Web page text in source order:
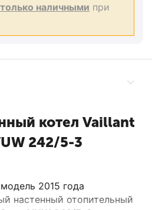
только наличными при
котел Vaillant
242/5-3
2015 года
настенный отопительный